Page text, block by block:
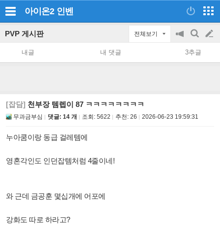
아이온2 인벤
PVP 게시판 전체보기
공
on/off
검
색
글
쓰
내글 내 댓글 3추글
[잡담] 천부장 템렙이 87 ㅋㅋㅋㅋㅋㅋㅋㅋ
무과금부심 댓글: 14 개 조회: 5622 추천: 26 2026-06-23 19:59:31
누아쿰이랑 동급 걸레템에
영혼각인도 인던잡템처럼 4줄이네!
와 근데 금공훈 몇십개에 어포에
강화도 따로 하라고?